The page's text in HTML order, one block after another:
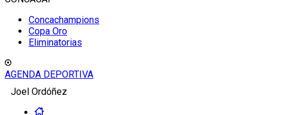
Concachampions
Copa Oro
Eliminatorias
AGENDA DEPORTIVA
Joel Ordóñez